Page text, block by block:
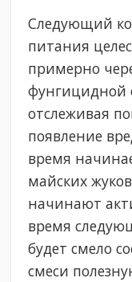
Следующий
питания
примерно
фунгицидной
отслеживая
появление
время
майских
начинают
время
будет смело
смеси